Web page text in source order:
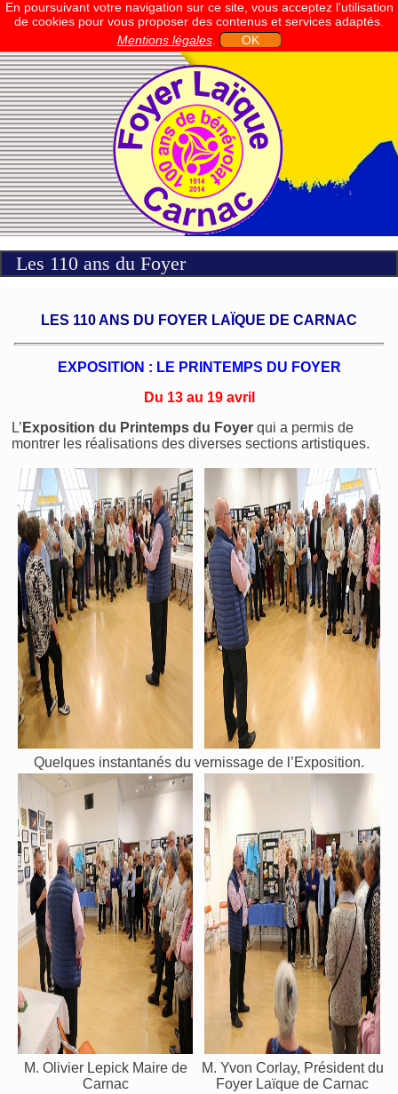
En poursuivant votre navigation sur ce site, vous acceptez l'utilisation
de cookies pour vous proposer des contenus et services adaptés.
Mentions légales. OK
Les 110 ans du Foyer
LES 110 ANS DU FOYER LAÏQUE DE CARNAC
EXPOSITION : LE PRINTEMPS DU FOYER
Du 13 au 19 avril
L’ Exposition du Printemps du Foyer qui a permis de
montrer les réalisations des diverses sections artistiques.
Quelques instantanés du vernissage de l’Exposition.
M. Olivier Lepick Maire de
Carnac
M. Yvon Corlay, Président du
Foyer Laïque de Carnac